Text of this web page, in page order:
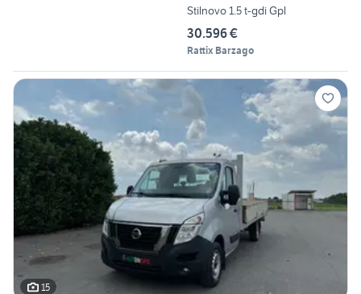
Stilnovo 1.5 t-gdi Gpl
30.596 €
Rattix Barzago
15